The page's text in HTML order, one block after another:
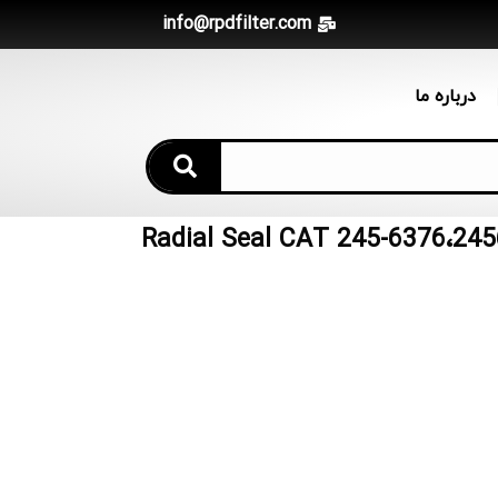
info@rpdfilter.com
درباره ما